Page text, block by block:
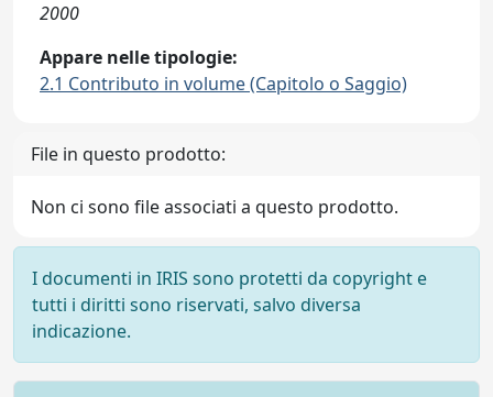
2000
Appare nelle tipologie:
2.1 Contributo in volume (Capitolo o Saggio)
File in questo prodotto:
Non ci sono file associati a questo prodotto.
I documenti in IRIS sono protetti da copyright e
tutti i diritti sono riservati, salvo diversa
indicazione.